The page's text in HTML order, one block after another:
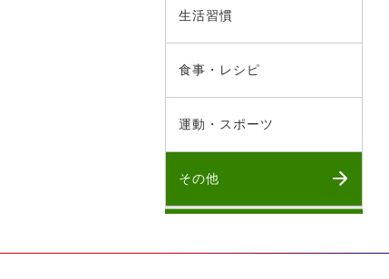
生活習慣
食事・レシピ
運動・スポーツ
その他